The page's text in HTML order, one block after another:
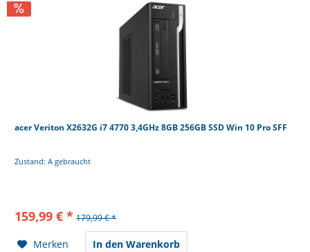
acer Veriton X2632G i7 4770 3,4GHz 8GB 256GB SSD Win 10 Pro SFF
Zustand: A gebraucht
159,99 € * 179,99 € *
Merken In den Warenkorb